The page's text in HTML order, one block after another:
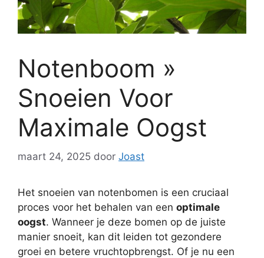
Notenboom »
Snoeien Voor
Maximale Oogst
maart 24, 2025 door Joast
Het snoeien van notenbomen is een cruciaal
proces voor het behalen van een optimale
oogst. Wanneer je deze bomen op de juiste
manier snoeit, kan dit leiden tot gezondere
groei en betere vruchtopbrengst. Of je nu een